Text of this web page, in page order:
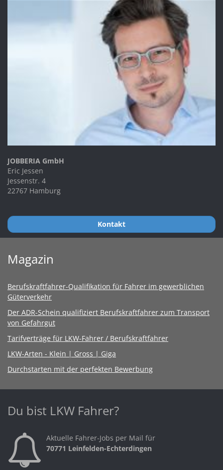
JOBBERIA GmbH
Eric Jessen
Jessenstr. 4
22767 Hamburg
Kontakt
Magazin
Berufskraftfahrer-Qualifikation für Fahrer im gewerblichen
Güterverkehr
Der ADR-Schein qualifiziert Berufskraftfahrer zum Transport
von Gefahrgut
Tarifverträge für LKW-Fahrer / Berufskraftfahrer
LKW-Arten - Klein | Gross | Giga
Durchstarten mit der perfekten Bewerbung
Du bist LKW Fahrer?
Aktuelle Fahrer-Jobs per Mail für
70771 Leinfelden-Echterdingen